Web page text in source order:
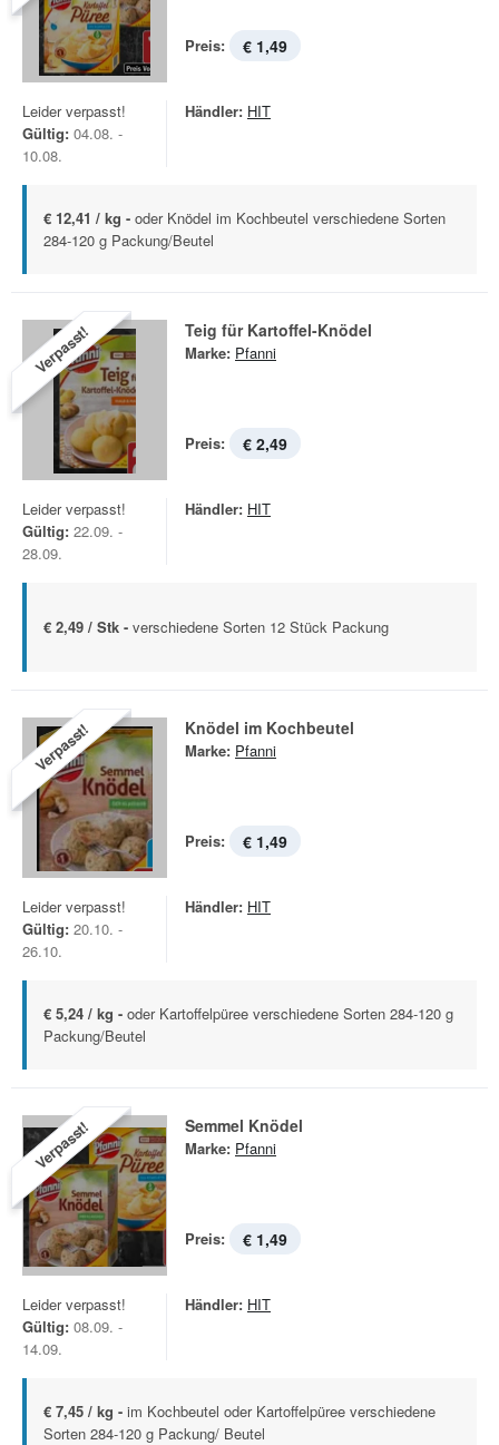
Preis: € 1,49
Leider verpasst!
Gültig: 04.08. -
10.08.
Händler: HIT
€ 12,41 / kg - oder Knödel im Kochbeutel verschiedene Sorten
284-120 g Packung/Beutel
Verpasst! Teig für Kartoffel-Knödel
Marke: Pfanni
Preis: € 2,49
Leider verpasst!
Gültig: 22.09. -
28.09.
Händler: HIT
€ 2,49 / Stk - verschiedene Sorten 12 Stück Packung
Verpasst! Knödel im Kochbeutel
Marke: Pfanni
Preis: € 1,49
Leider verpasst!
Gültig: 20.10. -
26.10.
Händler: HIT
€ 5,24 / kg - oder Kartoffelpüree verschiedene Sorten 284-120 g
Packung/Beutel
Verpasst! Semmel Knödel
Marke: Pfanni
Preis: € 1,49
Leider verpasst!
Gültig: 08.09. -
14.09.
Händler: HIT
€ 7,45 / kg - im Kochbeutel oder Kartoffelpüree verschiedene
Sorten 284-120 g Packung/ Beutel